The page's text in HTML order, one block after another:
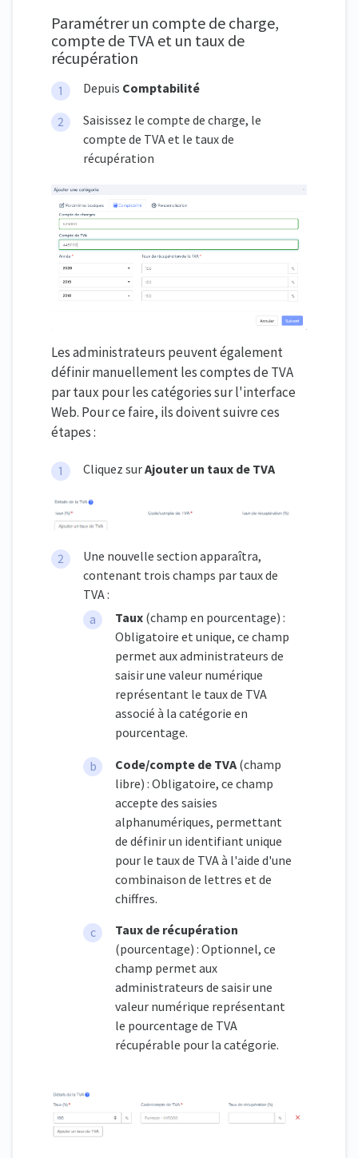
Paramétrer un compte de charge,
compte de TVA et un taux de
récupération
Depuis Comptabilité
Saisissez le compte de charge, le
compte de TVA et le taux de
récupération
Les administrateurs peuvent également
définir manuellement les comptes de TVA
par taux pour les catégories sur l'interface
Web. Pour ce faire, ils doivent suivre ces
étapes :
Cliquez surAjouter un taux de TVA
Une nouvelle section apparaîtra,
contenant trois champs par taux de
TVA :
Taux (champ en pourcentage) :
Obligatoire et unique, ce champ
permet aux administrateurs de
saisir une valeur numérique
représentant le taux de TVA
associé à la catégorie en
pourcentage.
Code/compte de TVA (champ
libre) : Obligatoire, ce champ
accepte des saisies
alphanumériques, permettant
de définir un identifiant unique
pour le taux de TVA à l'aide d'une
combinaison de lettres et de
chiffres.
Taux de récupération
(pourcentage) : Optionnel, ce
champ permet aux
administrateurs de saisir une
valeur numérique représentant
le pourcentage de TVA
récupérable pour la catégorie.